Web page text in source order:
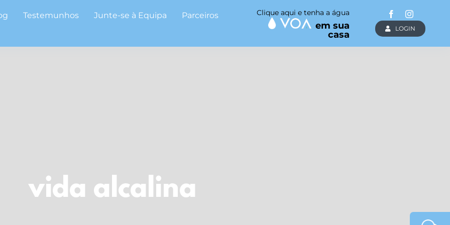
Testemunhos Junte-se à Equipa Parceiros Clique aqui e tenha a água
em sua
casa
LOGIN
vida alcalina